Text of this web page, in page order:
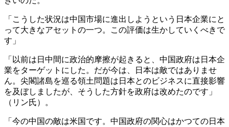
「こうした状況は中国市場に進出しようという日本企業にと
って大きなアセットの一つ。この評価は生かしていくべきで
す」
「以前は日中間に政治的摩擦が起きると、中国政府は日本企
業をターゲットにした。だが今は、日本は敵ではありませ
ん。尖閣諸島を巡る領土問題は日本とのビジネスに直接影響
を及ぼしましたが、そうした方針を政府は改めたのです」
（リン氏）。
「今の中国の敵は米国です。中国政府の関心はかつての日本